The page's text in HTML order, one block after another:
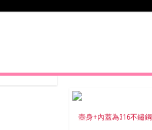
壺身+內蓋為316不鏽鋼